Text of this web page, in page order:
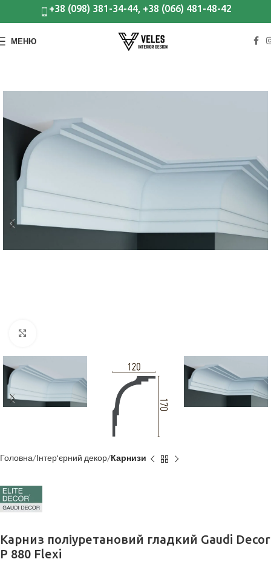
+38 (098) 381-34-44, +38 (066) 481-48-42
МЕНЮ
Головна Інтер'єрний декор Карнизи
Карниз поліуретановий гладкий Gaudi Decor
P 880 Flexi